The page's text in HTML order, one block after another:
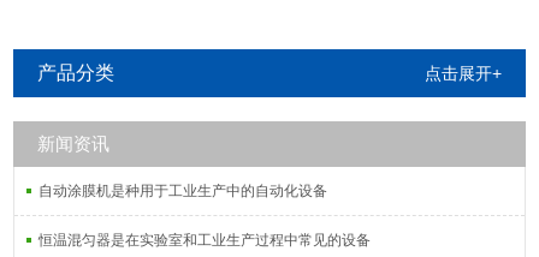
产品分类 点击展开+
新闻资讯
自动涂膜机是种用于工业生产中的自动化设备
恒温混匀器是在实验室和工业生产过程中常见的设备